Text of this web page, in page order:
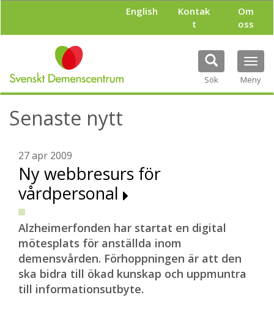
l
English
Kontak
t
Om
oss
Sök Meny
Senaste nytt
27 apr 2009
Ny webbresurs för
vårdpersonal
Alzheimerfonden har startat en digital
mötesplats för anställda inom
demensvården. Förhoppningen är att den
ska bidra till ökad kunskap och uppmuntra
till informationsutbyte.